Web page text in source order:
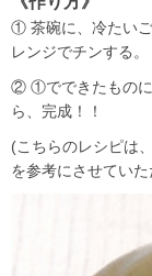
① 茶碗に、冷たいご
レンジでチンする。
② ①でできたものに
ら、完成！！
(こちらのレシピは、
を参考にさせてい